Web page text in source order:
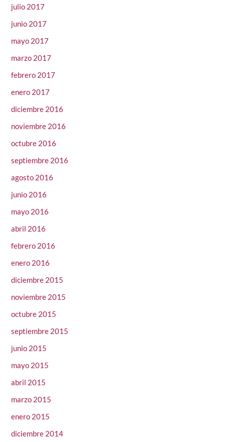
julio 2017
junio 2017
mayo 2017
marzo 2017
febrero 2017
enero 2017
diciembre 2016
noviembre 2016
octubre 2016
septiembre 2016
agosto 2016
junio 2016
mayo 2016
abril 2016
febrero 2016
enero 2016
diciembre 2015
noviembre 2015
octubre 2015
septiembre 2015
junio 2015
mayo 2015
abril 2015
marzo 2015
enero 2015
diciembre 2014